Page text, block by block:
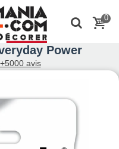
0
Power
+5000 avis